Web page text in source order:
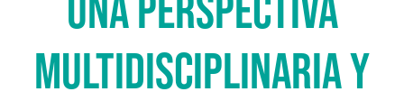
MULTIDISCIPLINARIA Y